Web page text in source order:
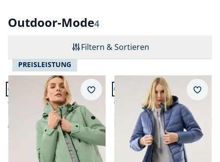
Outdoor-ModeErgebnisse
4
Filtern & Sortieren
Artikel 1 von 4.
PREISLEISTUNG
Aquastop Jacke
4,6 (14)
ab € 199,99
ab € 159,99 (-20%)
Merkzettel
Artikel 2 von 4.
Aquastop Thermomantel
2.0
4,7 (38)
ab € 229,99